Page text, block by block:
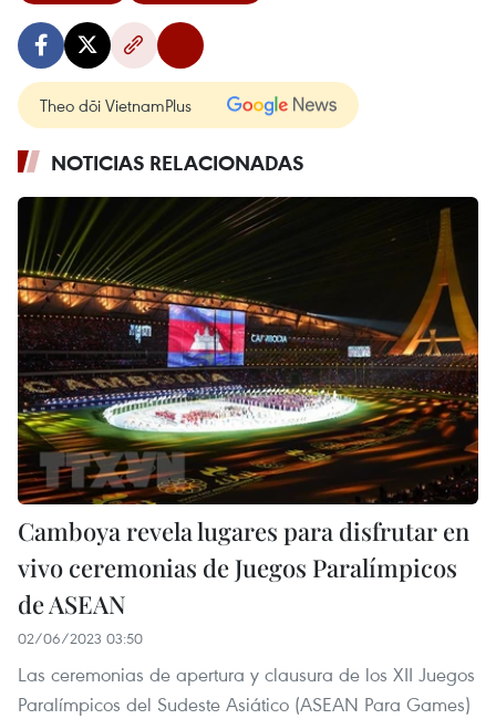
Theo dõi VietnamPlus
NOTICIAS RELACIONADAS
Camboya revela lugares para disfrutar en
vivo ceremonias de Juegos Paralímpicos
de ASEAN
02/06/2023 03:50
Las ceremonias de apertura y clausura de los XII Juegos
Paralímpicos del Sudeste Asiático (ASEAN Para Games)